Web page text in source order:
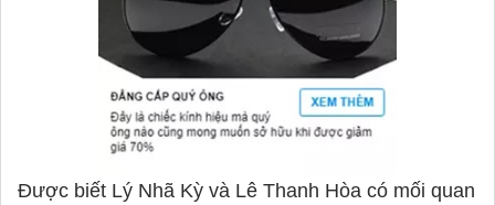
Được biết Lý Nhã Kỳ và Lê Thanh Hòa có mối quan